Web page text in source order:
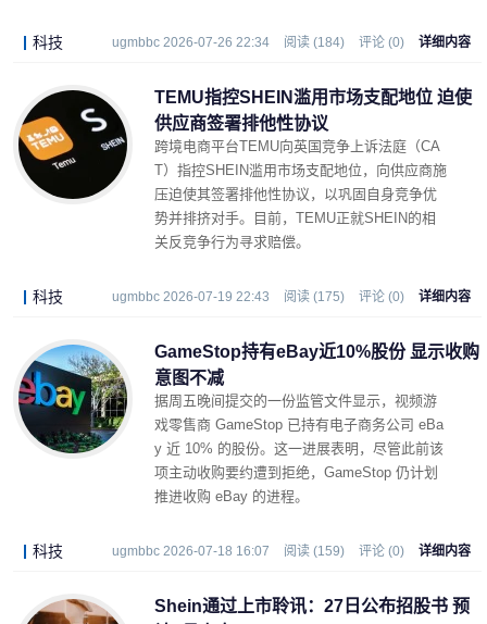
科技 ugmbbc 2026-07-26 22:34 阅读 (184) 评论 (0) 详细内容
TEMU指控SHEIN滥用市场支配地位 迫使
供应商签署排他性协议
跨境电商平台TEMU向英国竞争上诉法庭（CA
T）指控SHEIN滥用市场支配地位，向供应商施
压迫使其签署排他性协议，以巩固自身竞争优
势并排挤对手。目前，TEMU正就SHEIN的相
关反竞争行为寻求赔偿。
科技 ugmbbc 2026-07-19 22:43 阅读 (175) 评论 (0) 详细内容
GameStop持有eBay近10%股份 显示收购
意图不减
据周五晚间提交的一份监管文件显示，视频游
戏零售商 GameStop 已持有电子商务公司 eBa
y 近 10% 的股份。这一进展表明，尽管此前该
项主动收购要约遭到拒绝，GameStop 仍计划
推进收购 eBay 的进程。
科技 ugmbbc 2026-07-18 16:07 阅读 (159) 评论 (0) 详细内容
Shein通过上市聆讯：27日公布招股书 预